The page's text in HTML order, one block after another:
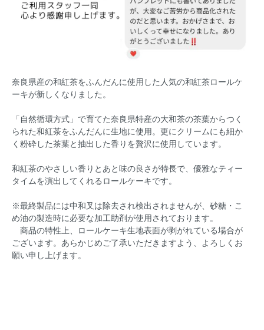
奈良県産の和紅茶をふんだんに使用した人気の和紅茶ロールケ
ーキが新しくなりました。
「自然循環方式」で育てた奈良県特産の大和茶の茶葉からつく
られた和紅茶をふんだんに生地に使用。更にクリームにも細か
く粉砕した茶葉と抽出した香りを贅沢に使用しています。
和紅茶のやさしい香りとあと味の良さが特長で、優雅なティー
タイムを演出してくれるロールケーキです。
※最終製品には中和叉は除去され検出されませんが、砂糖・こ
め油の製造時に必要な加工助剤が使用されております。
商品の特性上、ロールケーキ生地表面が剥がれている場合が
ございます。あらかじめご了承いただきますよう、よろしくお
願い申し上げます。